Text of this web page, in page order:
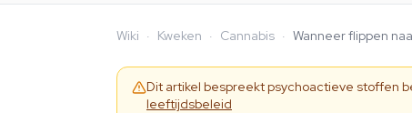
Wiki · Kweken · Cannabis · Wanneer flippen
Dit artikel bespreekt psychoactieve stoffen
leeftijdsbeleid